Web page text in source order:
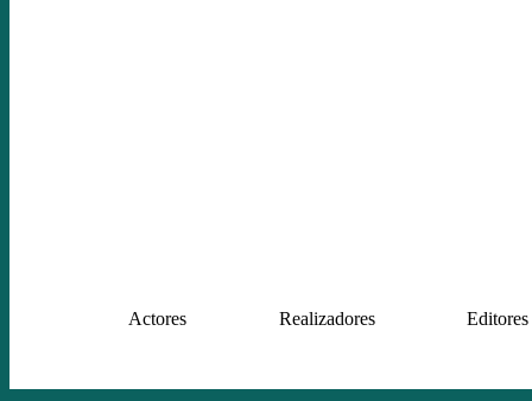
Actores Realizadores Editores